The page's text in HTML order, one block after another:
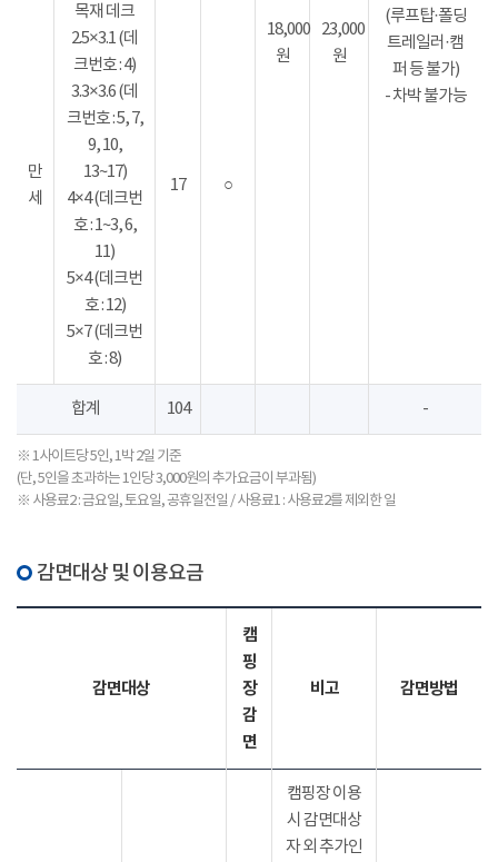
18,000
원
23,000
원
(루프탑·폴딩
트레일러·캠
퍼 등 불가)
- 차박 불가능
만
세
목재 데크
2.5×3.1 (데
크번호 : 4)
3.3×3.6 (데
크번호 : 5, 7,
9, 10,
13~17)
4×4 (데크번
호 : 1~3, 6,
11)
5×4 (데크번
호 : 12)
5×7 (데크번
호 : 8)
17 ○
합계 104 -
※ 1사이트당 5인, 1박 2일 기준
(단, 5인을 초과하는 1인당 3,000원의 추가요금이 부과됨)
※ 사용료2 : 금요일, 토요일, 공휴일전일 / 사용료1 : 사용료2를 제외한 일
감면대상 및 이용요금
감면대상
캠
핑
장
감
면
비고 감면방법
캠핑장 이용
시 감면대상
자 외 추가인